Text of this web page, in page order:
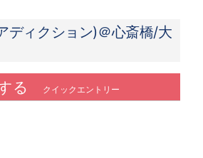
ディクション)＠心斎橋/大
る クイックエントリー